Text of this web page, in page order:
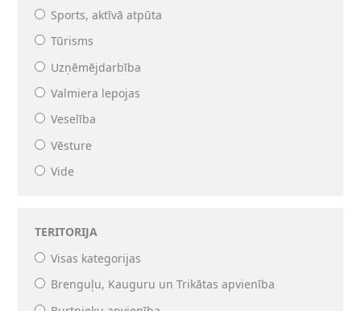
Sports, aktīvā atpūta
Tūrisms
Uzņēmējdarbība
Valmiera lepojas
Veselība
Vēsture
Vide
TERITORIJA
Visas kategorijas
Brenguļu, Kauguru un Trikātas apvienība